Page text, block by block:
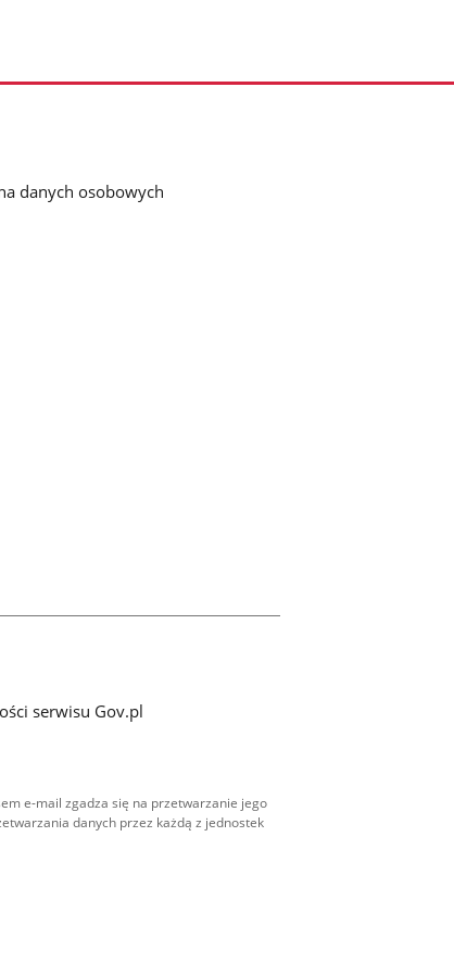
danych osobowych
serwisu Gov.pl
e-mail zgadza się na przetwarzanie jego
danych przez każdą z jednostek